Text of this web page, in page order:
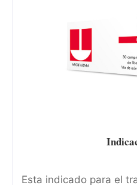
Esta indicado para el